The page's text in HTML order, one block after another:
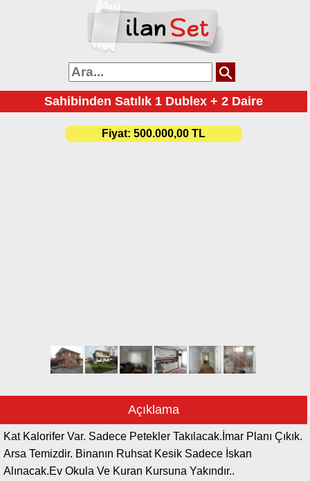
Sahibinden Satılık 1 Dublex + 2 Daire
Fiyat: 500.000,00 TL
Açıklama
Kat Kalorifer Var. Sadece Petekler Takılacak.İmar Planı Çıkık.
Arsa Temizdir. Binanın Ruhsat Kesik Sadece İskan
Alınacak.Ev Okula Ve Kuran Kursuna Yakındır..